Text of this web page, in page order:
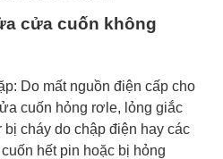
cửa cuốn không
Do mất nguồn điện cấp cho
cuốn hỏng rơle, lỏng giắc
bị cháy do chập điện hay các
hết pin hoặc bị hỏng